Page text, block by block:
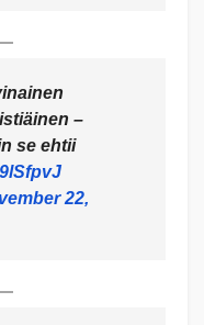
–
se ehtii
22,